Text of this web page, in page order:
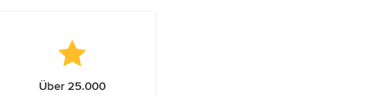
Über 25.000